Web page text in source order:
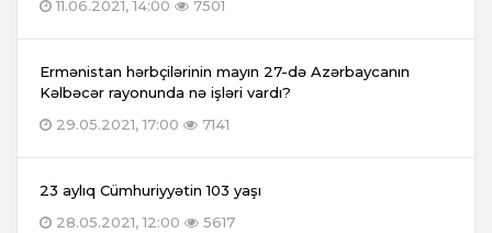
11.06.2021, 14:00
7501
Ermənistan hərbçilərinin mayın 27-də Azərbaycanın
Kəlbəcər rayonunda nə işləri vardı?
29.05.2021, 17:00
7141
23 aylıq Cümhuriyyətin 103 yaşı
28.05.2021, 12:00
5617